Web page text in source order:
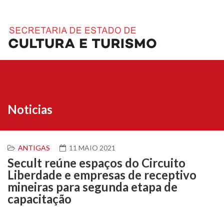
Noticias
ANTIGAS 11 MAIO 2021
Secult reúne espaços do Circuito
Liberdade e empresas de receptivo
mineiras para segunda etapa de
capacitação